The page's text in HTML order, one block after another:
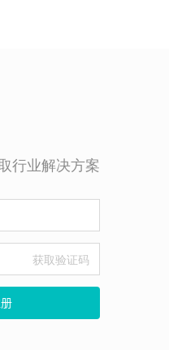
行业解决方案
获取验证码